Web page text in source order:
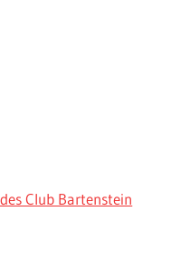
Club Bartenstein